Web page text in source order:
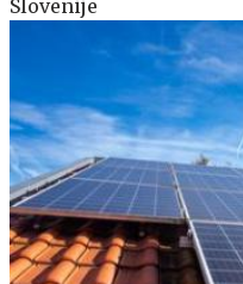
Slovenije